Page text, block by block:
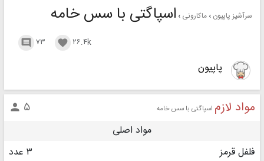
سرآشپز پاپیون ماکارونی اسپاگتی با سس خامه
۷۳  ۲۶.۴k 
پاپیون
مواد لازم اسپاگتی با سس خامه ۵ 
مواد اصلی
فلفل قرمز
۳ عدد